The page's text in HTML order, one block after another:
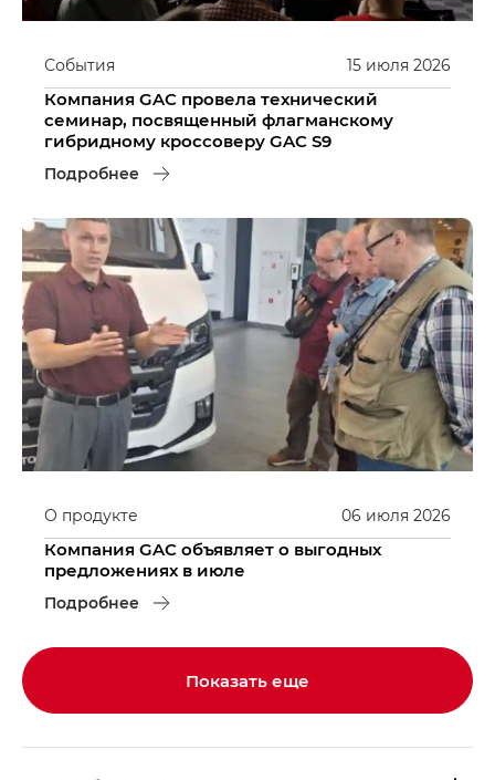
15 июля 2026
События
Компания GAC провела технический
семинар, посвященный флагманскому
гибридному кроссоверу GAC S9
Подробнее
06 июля 2026
О продукте
Компания GAC объявляет о выгодных
предложениях в июле
Подробнее
Показать еще